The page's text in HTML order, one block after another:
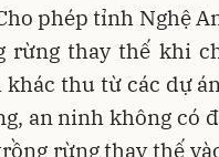
phép tỉnh Nghệ
rừng thay thế khi
khác thu từ các dự
an ninh không có
rừng thay thế